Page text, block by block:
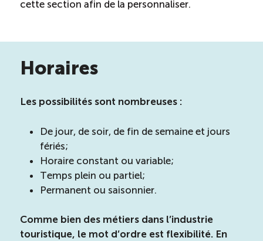
cette section afin de la personnaliser.
Horaires
Les possibilités sont nombreuses :
De jour, de soir, de fin de semaine et jours
fériés;
Horaire constant ou variable;
Temps plein ou partiel;
Permanent ou saisonnier.
Comme bien des métiers dans l’industrie
touristique, le mot d’ordre est flexibilité. En